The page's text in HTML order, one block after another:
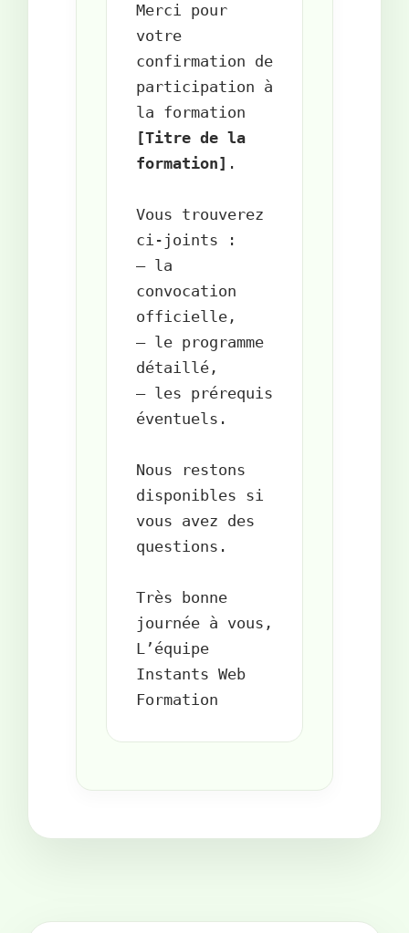
Merci pour
votre
confirmation de
participation à
[Titre de la
formation] .
Vous trouverez
ci-joints :
– la
convocation
officielle,
– le programme
détaillé,
– les prérequis
éventuels.
Nous restons
disponibles si
vous avez des
questions.
Très bonne
journée à vous,
L’équipe
Instants Web